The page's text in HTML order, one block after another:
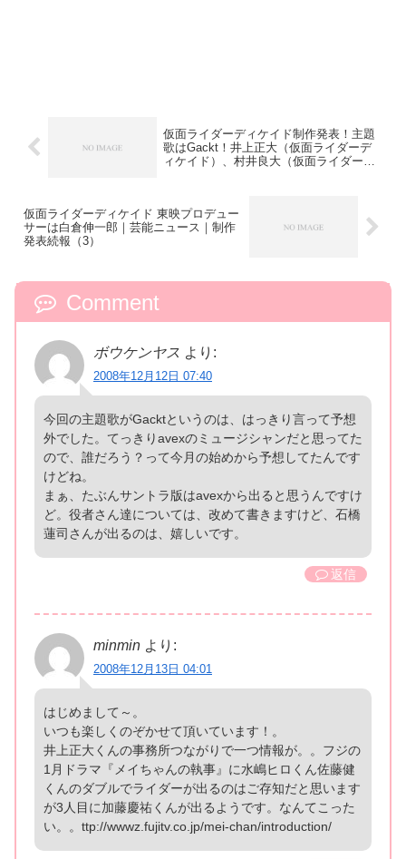
仮面ライダーディケイド制作発表！主題
歌はGackt！井上正大（仮面ライダーデ
ィケイド）、村井良大（仮面ライダーク
仮面ライダーディケイド 東映プロデュー
サーは白倉伸一郎｜芸能ニュース｜制作
発表続報（3）
Comment
ボウケンヤス より:
2008年12月12日 07:40
今回の主題歌がGacktというのは、はっきり言って予想
外でした。てっきりavexのミュージシャンだと思ってた
ので、誰だろう？って今月の始めから予想してたんです
けどね。
まぁ、たぶんサントラ版はavexから出ると思うんですけ
ど。役者さん達については、改めて書きますけど、石橋
蓮司さんが出るのは、嬉しいです。
返信
minmin より:
2008年12月13日 04:01
はじめまして～。
いつも楽しくのぞかせて頂いています！。
井上正大くんの事務所つながりで一つ情報が。。フジの
1月ドラマ『メイちゃんの執事』に水嶋ヒロくん佐藤健
くんのダブルでライダーが出るのはご存知だと思います
が3人目に加藤慶祐くんが出るようです。なんてこった
い。。ttp://wwwz.fujitv.co.jp/mei-chan/introduction/